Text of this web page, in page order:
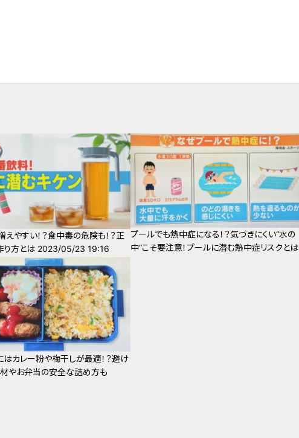
やすい！？食中毒の危険も！？正
り方とは 2023/05/23 19:16
プールでも熱中症になる！？気づきにくい“水の
中”こそ要注意！プールに潜む熱中症リスクとは
はカレー粉や梅干しが最適！？避け
やお弁当の安全な詰め方も